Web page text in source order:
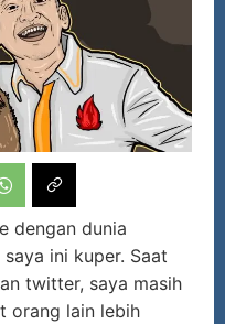
dengan dunia
ini kuper. Saat
twitter, saya masih
orang lain lebih